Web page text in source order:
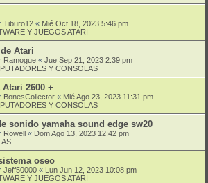
Tiburo12 « Mié Oct 18, 2023 5:46 pm
Y JUEGOS ATARI
Atari
Ramogue « Jue Sep 21, 2023 2:39 pm
Y CONSOLAS
2600 +
BonesCollector « Mié Ago 23, 2023 11:31 pm
Y CONSOLAS
sonido yamaha sound edge sw20
Rowell « Dom Ago 13, 2023 12:42 pm
oseo
Jeff50000 « Lun Jun 12, 2023 10:08 pm
Y JUEGOS ATARI